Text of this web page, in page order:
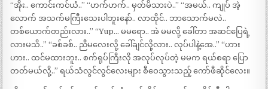
“အိုး.. ကောင်းကင်ယံ..” “ဟက်ဟက်.. မှတ်မိသားပဲ..” “အမယ်.. ကျုပ် အဲ့
လောက် အသက်မကြီးသေးပါဘူးနော်.. လာထိုင်.. ဘာသောက်မလဲ..
တစ်ယောက်တည်းလား..” “Yup… မမရော.. အဲ မမလို့ ခေါ်တာ အဆင်ပြေရဲ့
လားမသိ..” “ခစ်ခစ်.. ညီမလေးလို့ ခေါ်ချင်လို့လား.. လုပ်ပါနဲ့အေ..” “ဟား
ဟား.. ထင်မထားဘူး.. စက်ရုပ်ကြီးလို အလုပ်လုပ်တဲ့ မမက ရယ်စရာ ပြော
တတ်မယ်လို့..” ရယ်သံလွင်လွင်လေးများ စီဝေသွားသည့် ကော်ဖီဆိုင်လေး။